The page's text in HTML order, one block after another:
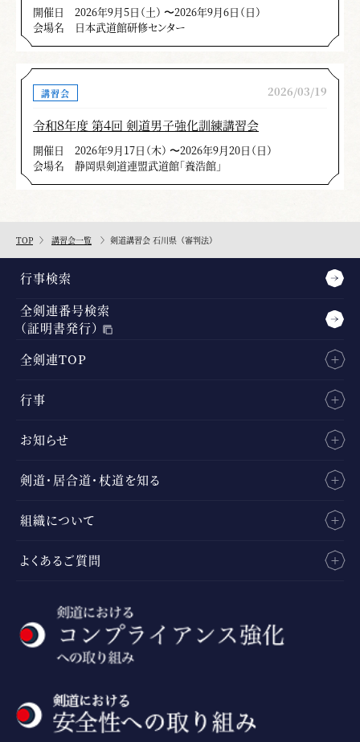
開催日
2026年9月5日（土） 〜2026年9月6日（日）
会場名
日本武道館研修センター
講習会 2026/03/19
令和８年度 第４回 剣道男子強化訓練講習会
開催日
2026年9月17日（木） 〜2026年9月20日（日）
会場名
静岡県剣道連盟武道館「養浩館」
TOP 講習会一覧 剣道講習会 石川県（審判法）
行事検索
全剣連番号検索
（証明書発行）
全剣連TOP
行事
お知らせ
剣道・居合道・杖道を知る
組織について
よくあるご質問